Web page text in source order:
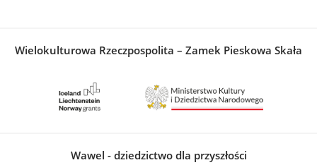
Wielokulturowa Rzeczpospolita – Zamek Pieskowa Skała
Wawel - dziedzictwo dla przyszłości